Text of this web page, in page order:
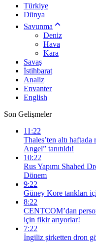
Türkiye
Dünya
Savunma
Deniz
Hava
Kara
Savaş
İstihbarat
Analiz
Envanter
English
Son Gelişmeler
11:22
Thales’ten altı
Angel” tanıtıldı!
10:22
Rus Yapımı Shahed
Dönem
9:22
Güney Kore tankları
8:22
CENTCOM’dan
için fikir arıyorlar!
7:22
İngiliz şirketten dron